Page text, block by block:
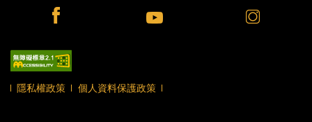
隱私權政策 個人資料保護政策